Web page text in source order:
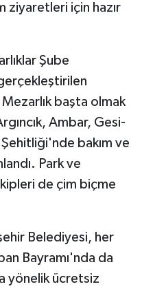
ziyaretleri için hazır
Şube
Mezarlık başta olmak
Ambar, Gesi-
Şehitliği'nde bakım ve
Park ve
de çim biçme
Belediyesi, her
Bayramı'nda da
yönelik ücretsiz